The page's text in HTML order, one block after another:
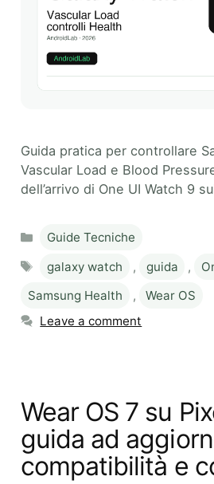
Guida pratica per controllare
Vascular Load e Blood
dell’arrivo di One UI Watch 9
Categories
Guide Tecniche
Tags
galaxy watch , guida ,
Samsung Health
,
Wear OS
Leave a comment
Wear OS 7 su
guida ad
compatibilità e